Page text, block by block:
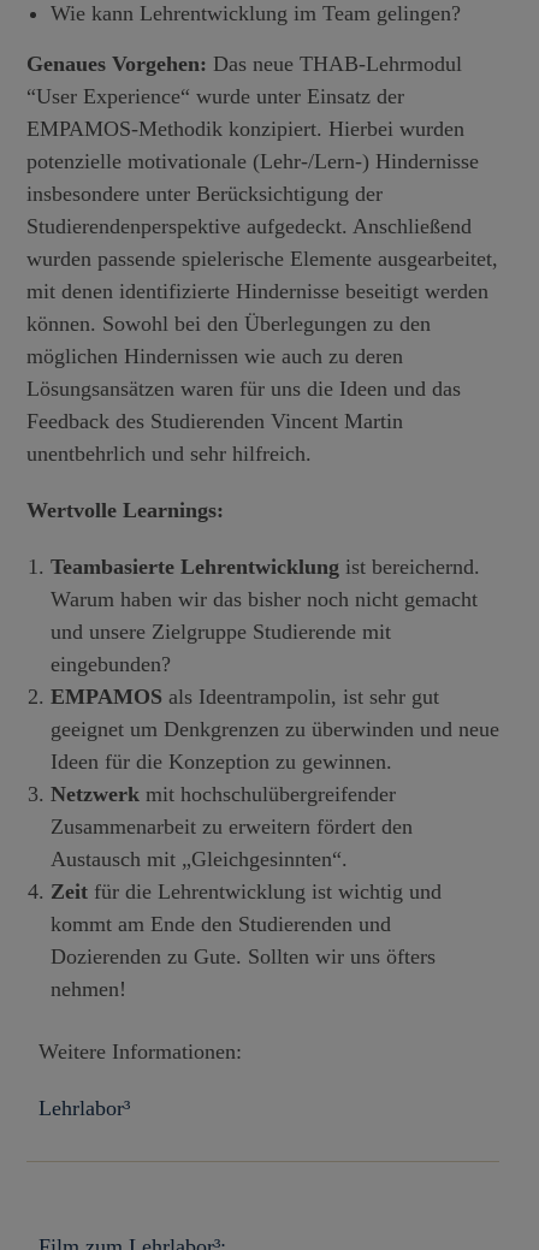
Wie kann Lehrentwicklung im Team gelingen?
Genaues Vorgehen: Das neue THAB-Lehrmodul
“User Experience“ wurde unter Einsatz der
EMPAMOS-Methodik konzipiert. Hierbei wurden
potenzielle motivationale (Lehr-/Lern-) Hindernisse
insbesondere unter Berücksichtigung der
Studierendenperspektive aufgedeckt. Anschließend
wurden passende spielerische Elemente ausgearbeitet,
mit denen identifizierte Hindernisse beseitigt werden
können. Sowohl bei den Überlegungen zu den
möglichen Hindernissen wie auch zu deren
Lösungsansätzen waren für uns die Ideen und das
Feedback des Studierenden Vincent Martin
unentbehrlich und sehr hilfreich.
Wertvolle Learnings:
Teambasierte Lehrentwicklung ist bereichernd.
Warum haben wir das bisher noch nicht gemacht
und unsere Zielgruppe Studierende mit
eingebunden?
EMPAMOS als Ideentrampolin, ist sehr gut
geeignet um Denkgrenzen zu überwinden und neue
Ideen für die Konzeption zu gewinnen.
Netzwerk mit hochschulübergreifender
Zusammenarbeit zu erweitern fördert den
Austausch mit „Gleichgesinnten“.
Zeit für die Lehrentwicklung ist wichtig und
kommt am Ende den Studierenden und
Dozierenden zu Gute. Sollten wir uns öfters
nehmen!
Weitere Informationen:
Lehrlabor³